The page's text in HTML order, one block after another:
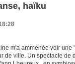
haïku
m'a ammenée voir une
de ville. Un spectacle de